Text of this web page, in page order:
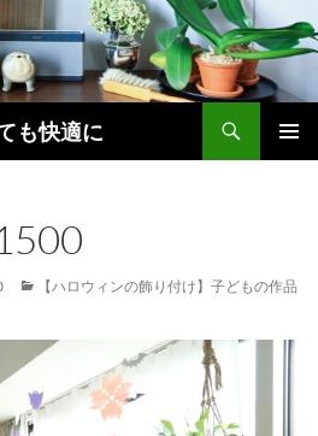
も快適に
【ハロウィンの飾り付け】子どもの作品